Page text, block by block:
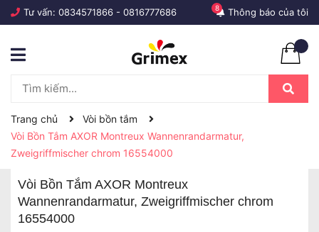
Tư vấn: 0834571866 - 0816777686 Thông báo của tôi
8
Trang chủ
Vòi bồn tắm
Vòi Bồn Tắm AXOR Montreux Wannenrandarmatur,
Zweigriffmischer chrom 16554000
Vòi Bồn Tắm AXOR Montreux
Wannenrandarmatur, Zweigriffmischer chrom
16554000